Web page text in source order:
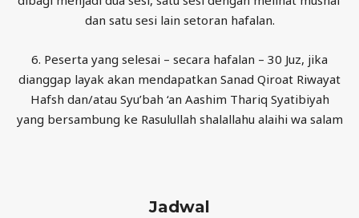
dan satu sesi lain setoran hafalan.
6. Peserta yang selesai – secara hafalan – 30 Juz, jika
dianggap layak akan mendapatkan Sanad Qiroat Riwayat
Hafsh dan/atau Syu’bah ‘an Aashim Thariq Syatibiyah
yang bersambung ke Rasulullah shalallahu alaihi wa salam
Jadwal